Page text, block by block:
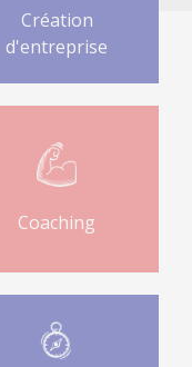
Création
d'entreprise
Coaching